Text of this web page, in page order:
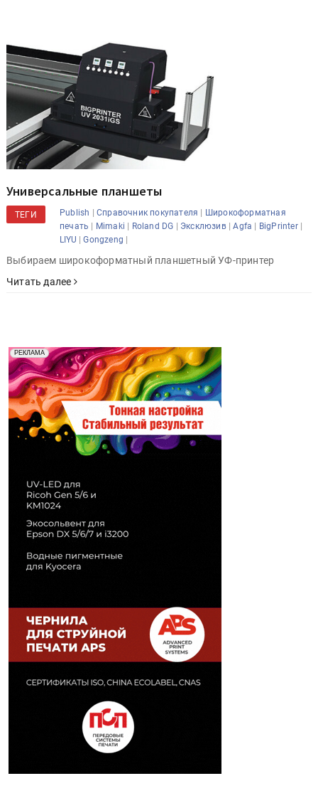
Универсальные планшеты
ТЕГИ Publish |Справочник покупателя | Широкоформатная
печать | Mimaki | Roland DG | Эксклюзив|Agfa | BigPrinter|
LIYU |Gongzeng |
Выбираем широкоформатный планшетный УФ-принтер
Читать далее
РЕКЛАМА
Реклама. Рекламодатель ООО "Передовые Системы
Печати" erid: 2SDnjd2d4Qz